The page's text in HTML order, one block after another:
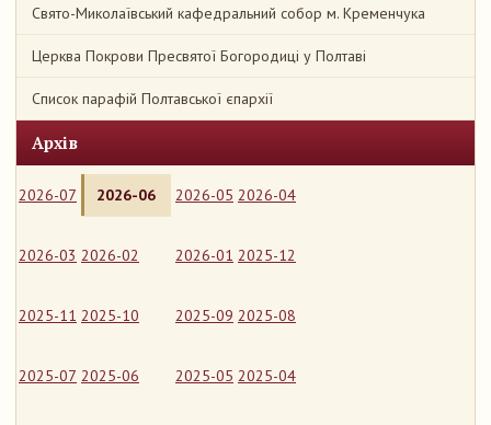
Свято-Миколаївський кафедральний собор м. Кременчука
Церква Покрови Пресвятої Богородиці у Полтаві
Список парафій Полтавської єпархії
Архів
2026-07 2026-06 2026-05 2026-04
2026-03 2026-02 2026-01 2025-12
2025-11 2025-10 2025-09 2025-08
2025-07 2025-06 2025-05 2025-04